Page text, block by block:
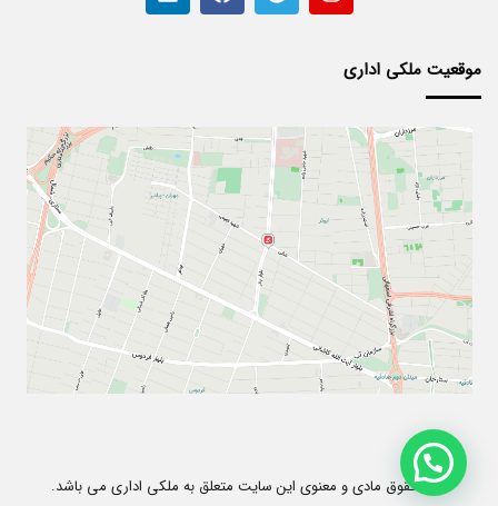
موقعیت ملکی اداری
کلیه حقوق مادی و معنوی این سایت متعلق به ملکی اداری می باشد.